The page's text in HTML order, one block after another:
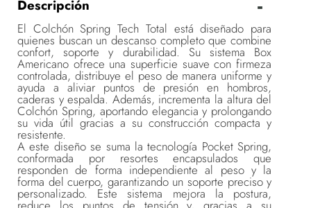
Descripción
El Colchón Spring Tech Total está diseñado para
quienes buscan un descanso completo que combine
confort, soporte y durabilidad. Su sistema Box
Americano ofrece una superficie suave con firmeza
controlada, distribuye el peso de manera uniforme y
ayuda a aliviar puntos de presión en hombros,
caderas y espalda. Además, incrementa la altura del
Colchón Spring, aportando elegancia y prolongando
su vida útil gracias a su construcción compacta y
resistente.
A este diseño se suma la tecnología Pocket Spring,
conformada por resortes encapsulados que
responden de forma independiente al peso y la
forma del cuerpo, garantizando un soporte preciso y
personalizado. Este sistema mejora la postura,